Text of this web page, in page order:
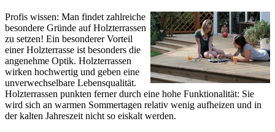
Profis wissen: Man findet zahlreiche
besondere Gründe auf Holzterrassen
zu setzen! Ein besonderer Vorteil
einer Holzterrasse ist besonders die
angenehme Optik. Holzterrassen
wirken hochwertig und geben eine
unverwechselbare Lebensqualität.
Holzterrassen punkten ferner durch eine hohe Funktionalität: Sie
wird sich an warmen Sommertagen relativ wenig aufheizen und in
der kalten Jahreszeit nicht so eiskalt werden.